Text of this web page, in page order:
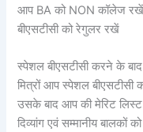
आप BA को NON कॉलेज
बीएसटीसी को रेगुलर रखें
स्पेशल बीएसटीसी करने के बाद
मित्रों आप स्पेशल बीएसटीसी
उसके बाद आप की मेरिट
दिव्यांग एवं सम्मानीय बालकों